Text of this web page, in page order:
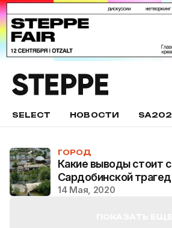
SELECT НОВОСТИ
ГОРОД
Какие выводы стоит
Сардобинской
14 Мая, 2020